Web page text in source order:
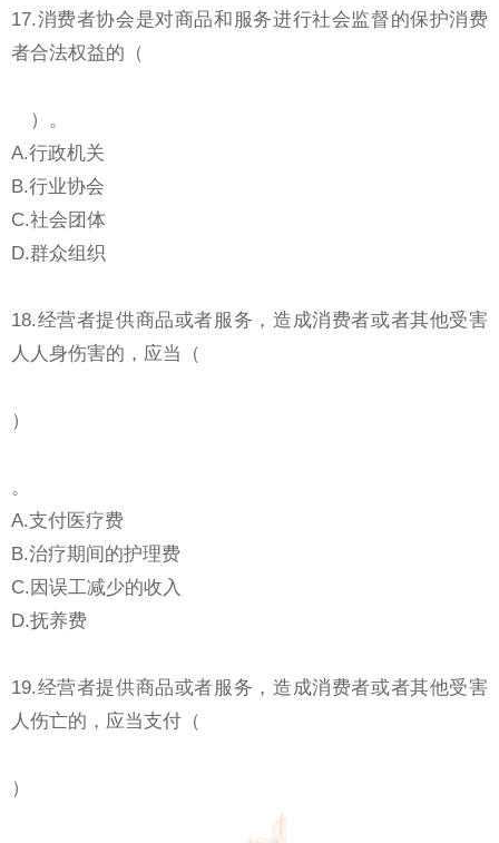
17.消费者协会是对商品和服务进行社会监督的保护消费
者合法权益的（
）。
A.行政机关
B.行业协会
C.社会团体
D.群众组织
18.经营者提供商品或者服务，造成消费者或者其他受害
人人身伤害的，应当（
）
。
A.支付医疗费
B.治疗期间的护理费
C.因误工减少的收入
D.抚养费
19.经营者提供商品或者服务，造成消费者或者其他受害
人伤亡的，应当支付（
）